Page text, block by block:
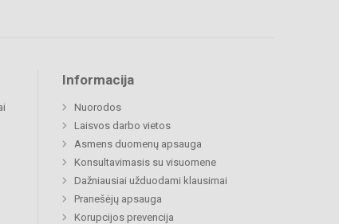
Informacija
Nuorodos
Laisvos darbo vietos
Asmens duomenų apsauga
Konsultavimasis su visuomene
Dažniausiai užduodami klausimai
Pranešėjų apsauga
Korupcijos prevencija